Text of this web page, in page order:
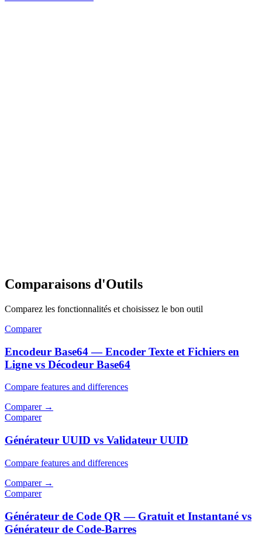
Comparaisons d'Outils
Comparez les fonctionnalités et choisissez le bon outil
Comparer
Encodeur Base64 — Encoder Texte et Fichiers en
Ligne vs Décodeur Base64
Compare features and differences
Comparer→
Comparer
Générateur UUID vs Validateur UUID
Compare features and differences
Comparer→
Comparer
Générateur de Code QR — Gratuit et Instantané vs
Générateur de Code-Barres